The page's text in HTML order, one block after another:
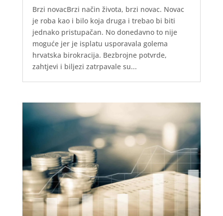
Brzi novacBrzi način života, brzi novac. Novac
je roba kao i bilo koja druga i trebao bi biti
jednako pristupačan. No donedavno to nije
moguće jer je isplatu usporavala golema
hrvatska birokracija. Bezbrojne potvrde,
zahtjevi i biljezi zatrpavale su...